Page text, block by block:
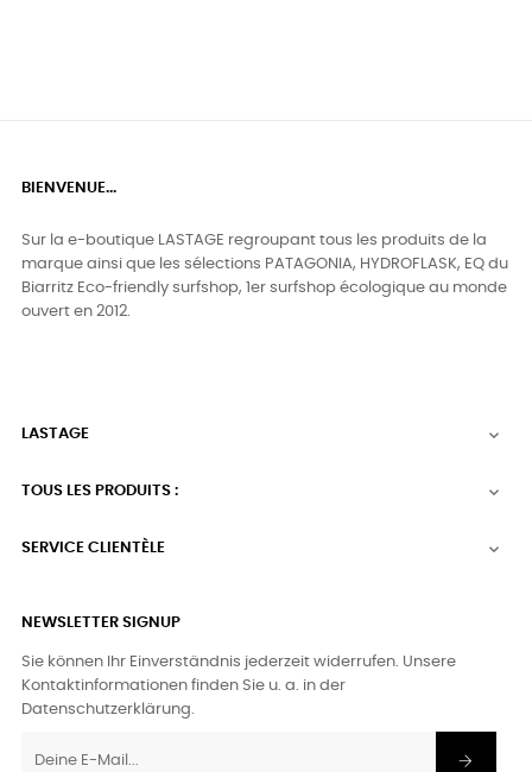
BIENVENUE...
Sur la e-boutique LASTAGE regroupant tous les produits de la
marque ainsi que les sélections PATAGONIA, HYDROFLASK, EQ du
Biarritz Eco-friendly surfshop, 1er surfshop écologique au monde
ouvert en 2012.
LASTAGE 
TOUS LES PRODUITS : 
SERVICE CLIENTÈLE 
NEWSLETTER SIGNUP
Sie können Ihr Einverständnis jederzeit widerrufen. Unsere
Kontaktinformationen finden Sie u. a. in der
Datenschutzerklärung.